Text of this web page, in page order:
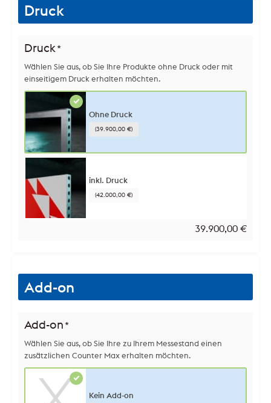
Druck
Druck*
Wählen Sie aus, ob Sie Ihre Produkte ohne Druck oder mit
einseitigem Druck erhalten möchten.
Ohne Druck
(39.900,00 €)
inkl. Druck
(42.000,00 €)
39.900,00 €
Add-on
Add-on *
Wählen Sie aus, ob Sie Ihre zu Ihrem Messestand einen
zusätzlichen Counter Max erhalten möchten.
Kein Add-on